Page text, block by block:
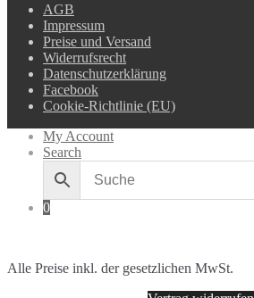
AGB
Impressum
Preise und Versand
Widerrufsrecht
Datenschutzerklärung
Facebook
Cookie-Richtlinie (EU)
My Account
Search
0
Alle Preise inkl. der gesetzlichen MwSt.